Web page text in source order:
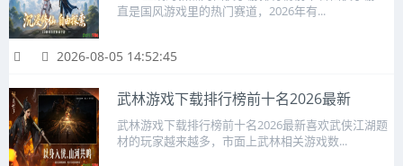
直是国风游戏里的热门赛道，2026年有...
2026-08-05 14:52:45
武林游戏下载排行榜前十名2026最新
武林游戏下载排行榜前十名2026最新喜欢武侠江湖题
材的玩家越来越多，市面上武林相关游戏数...